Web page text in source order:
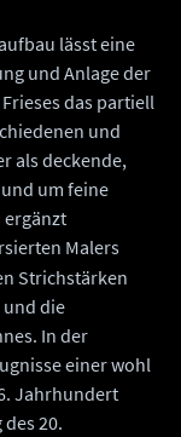
lässt eine
und Anlage der
das partiell
und
als deckende,
um feine
ergänzt
Malers
Strichstärken
die
In der
einer wohl
Jahrhundert
20.